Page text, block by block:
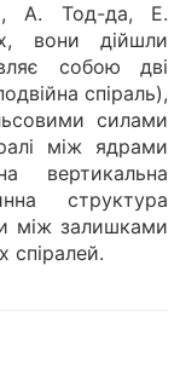
А. Тод-да, Е.
вони дійшли
собою дві
спіраль),
силами
між ядрами
вертикальна
структу­ра
між залишками
спіралей.